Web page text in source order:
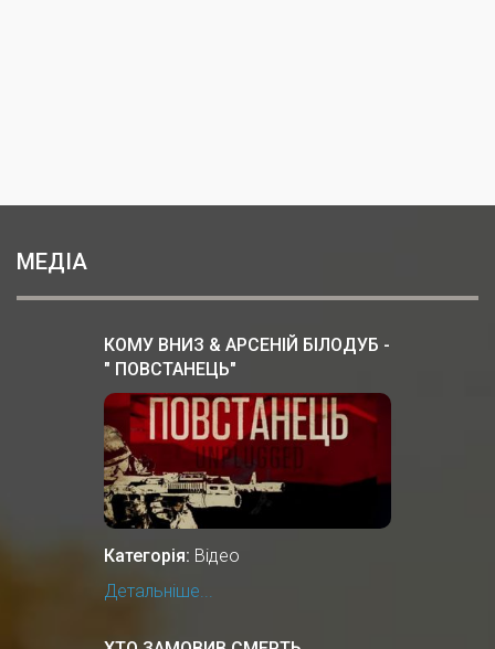
МЕДІА
КОМУ ВНИЗ & АРСЕНІЙ БІЛОДУБ -
" ПОВСТАНЕЦЬ"
Категорія: Відео
Детальніше...